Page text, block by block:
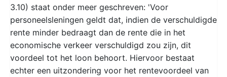
3.10) staat onder meer geschreven: 'Voor
personeelsleningen geldt dat, indien de verschuldigde
rente minder bedraagt dan de rente die in het
economische verkeer verschuldigd zou zijn, dit
voordeel tot het loon behoort. Hiervoor bestaat
echter een uitzondering voor het rentevoordeel van